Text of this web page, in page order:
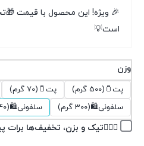
🎉 ویژه! این محصول با قیمت
است💡
وزن
پت🫙(500 گرم) پت🫙(70 گرم)
سلفونی🛍(300 گرم)
سلفونی🛍(40 گرم)
👉🏽✅تیک و بزن، تخفیف‌ها